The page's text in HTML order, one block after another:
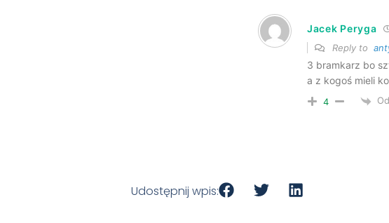
Jacek Peryga
Reply to
3 bramkarz bo
a z kogoś mieli
4
Udostępnij wpis: